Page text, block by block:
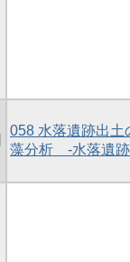
058 水落遺跡出土
藻分析 -水落遺跡